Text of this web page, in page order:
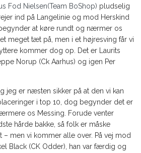
Fod Nielsen(Team BoShop) pludselig
ind på Langelinie og mod Herskind
at køre rundt og nærmer os
meget tæt på, men i et højresving får vi
kommer dog op. Det er Laurits
Norup (Ck Aarhus) og igen Per
jeg er næsten sikker på at den vi kan
i top 10, dog begynder det er
os Messing. Forude venter
hårde bakke, så folk er måske
– men vi kommer alle over. På vej mod
Black (CK Odder), han var færdig og